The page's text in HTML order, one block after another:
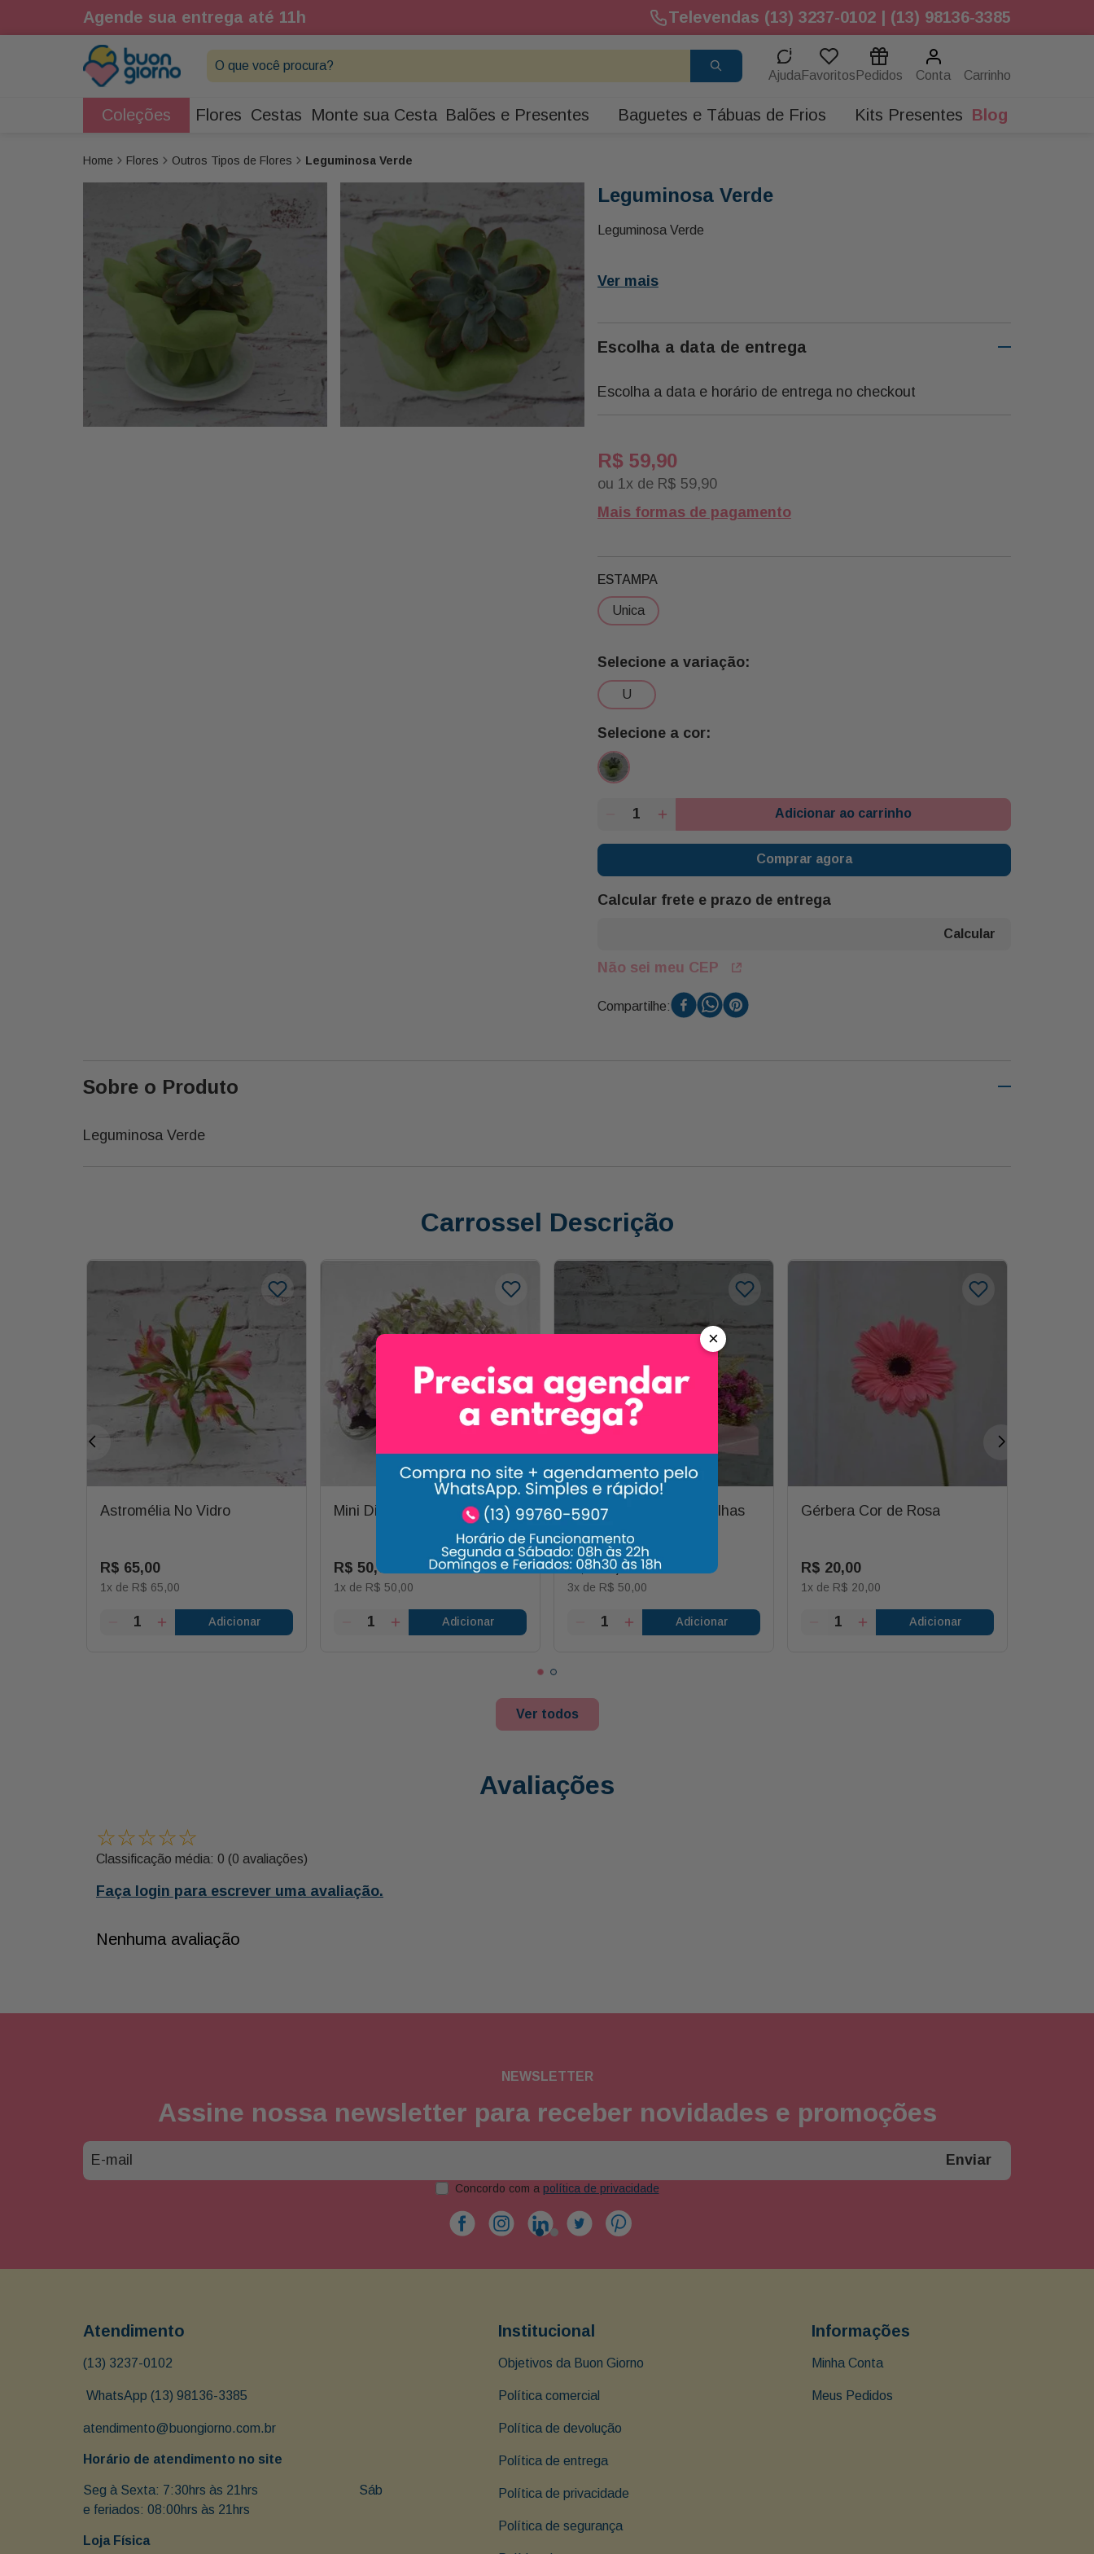
Agende sua entrega até 11h Televendas (13) 3237-0102 | (13) 98136-3385
O que você procura?
Ajuda Favoritos Pedidos Conta
Coleções Flores Cestas Monte sua Cesta Balões e Presentes Baguetes e Tábuas de Frios Kits Presentes Blog
Flores Outros Tipos de Flores Leguminosa Verde
Leguminosa Verde
Leguminosa Verde
Ver mais
Escolha a data de entrega
Escolha a data e horário de entrega no checkout
R$ 59,90
ou 1 x de R$ 59,90
Mais formas de pagamento
u
ESTAMPA
unica
Adicionar ao carrinho
Comprar agora
Calcular frete e prazo de entrega
Não sei meu CEP
Compartilhe:
Sobre o Produto
Leguminosa Verde
Carrossel Descrição
Astromélia No Vidro
R$ 65,00
1x de R$ 65,00
Adicionar
Mini Dinheiro em Penca
R$ 50,00
1x de R$ 50,00
Adicionar
Mini Buquê Flores e Folhas
de Outono
R$ 150, 00
3x de R$ 50,00
Adicionar
Gérbera Cor de Rosa
R$ 20,00
1x de R$ 20,00
Adicionar
Ver todos
Avaliações
☆☆☆☆☆
Classificação média: 0 (0 avaliações)
Faça login para escrever uma avaliação.
Nenhuma avaliação
NEWSLETTER
Assine nossa newsletter para receber novidades e promoções
Enviar
Concordo com a política de privacidade
Atendimento
(13) 3237-0102
WhatsApp (13) 98136-3385
atendimento@buongiorno.com.br
Horário de atendimento no site
Seg à Sexta: 7:30hrs às 21hrs                               Sáb
e feriados: 08:00hrs às 21hrs
Loja Física
Institucional
Objetivos da Buon Giorno
Política comercial
Política de devolução
Política de entrega
Política de privacidade
Política de segurança
Informações
Minha Conta
Meus Pedidos
×